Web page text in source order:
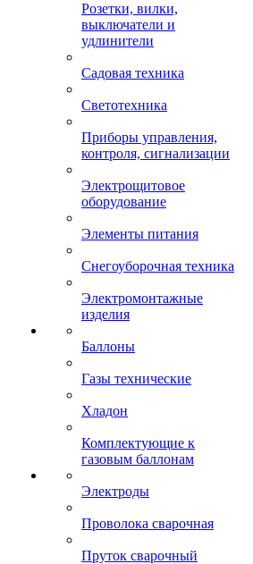
Розетки, вилки,
выключатели и
удлинители
Садовая техника
Светотехника
Приборы управления,
контроля, сигнализации
Электрощитовое
оборудование
Элементы питания
Снегоуборочная техника
Электромонтажные
изделия
Баллоны
Газы технические
Хладон
Комплектующие к
газовым баллонам
Электроды
Проволока сварочная
Пруток сварочный